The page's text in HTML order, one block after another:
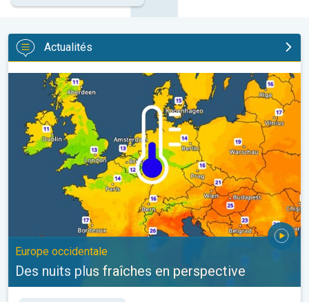
Actualités
Des nuits plus fraîches en perspective. Europe occidentale. . .
Europe occidentale
Des nuits plus fraîches en perspective